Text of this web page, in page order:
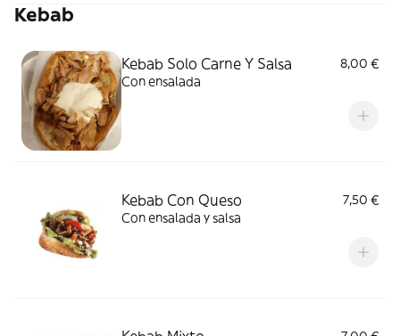
Kebab
Kebab Solo Carne Y Salsa
8,00 €
Con ensalada
Kebab Con Queso
7,50 €
Con ensalada y salsa